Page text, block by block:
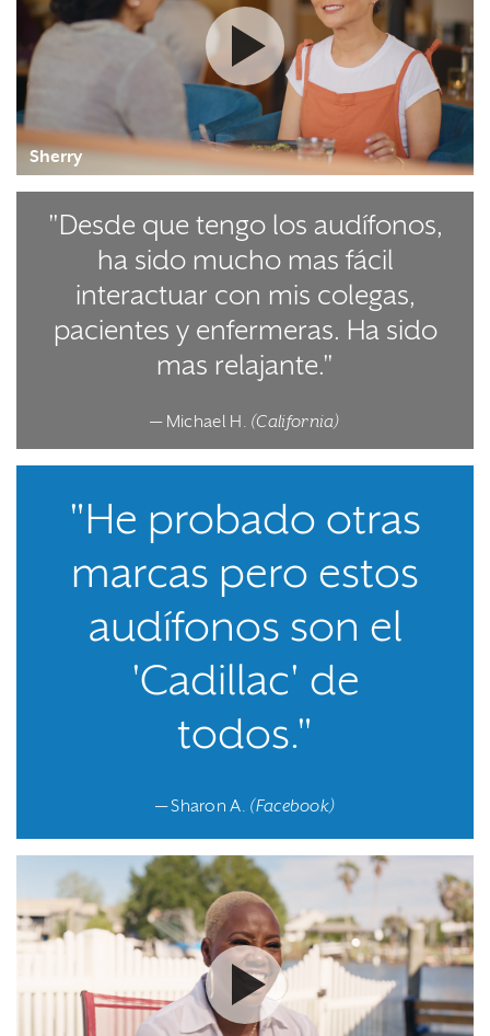
Watch the video
Sherry
"Desde que tengo los audífonos,
ha sido mucho mas fácil
interactuar con mis colegas,
pacientes y enfermeras. Ha sido
mas relajante."
— Michael H. (California)
"He probado otras
marcas pero estos
audífonos son el
'Cadillac' de
todos."
— Sharon A. (Facebook)
Watch the video